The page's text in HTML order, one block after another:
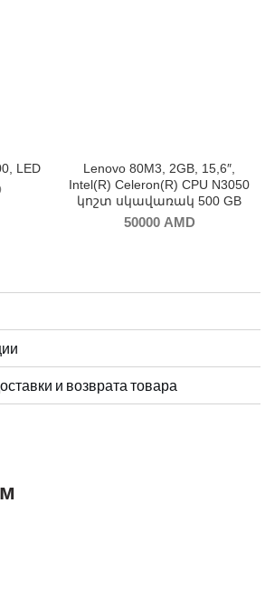
LED
Lenovo 80M3, 2GB, 15,6″,
Intel(R) Celeron(R) CPU N3050
կոշտ սկավառակ 500 GB
50000 AMD
и возврата товара